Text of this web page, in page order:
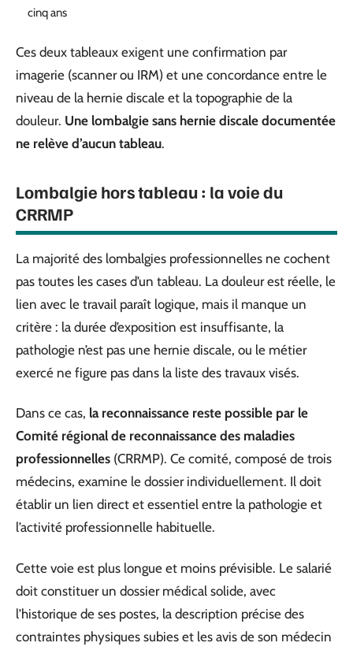
cinq ans
Ces deux tableaux exigent une confirmation par
imagerie (scanner ou IRM) et une concordance entre le
niveau de la hernie discale et la topographie de la
douleur. Une lombalgie sans hernie discale documentée
ne relève d’aucun tableau.
Lombalgie hors tableau : la voie du
CRRMP
La majorité des lombalgies professionnelles ne cochent
pas toutes les cases d’un tableau. La douleur est réelle, le
lien avec le travail paraît logique, mais il manque un
critère : la durée d’exposition est insuffisante, la
pathologie n’est pas une hernie discale, ou le métier
exercé ne figure pas dans la liste des travaux visés.
Dans ce cas, la reconnaissance reste possible par le
Comité régional de reconnaissance des maladies
professionnelles (CRRMP). Ce comité, composé de trois
médecins, examine le dossier individuellement. Il doit
établir un lien direct et essentiel entre la pathologie et
l’activité professionnelle habituelle.
Cette voie est plus longue et moins prévisible. Le salarié
doit constituer un dossier médical solide, avec
l’historique de ses postes, la description précise des
contraintes physiques subies et les avis de son médecin